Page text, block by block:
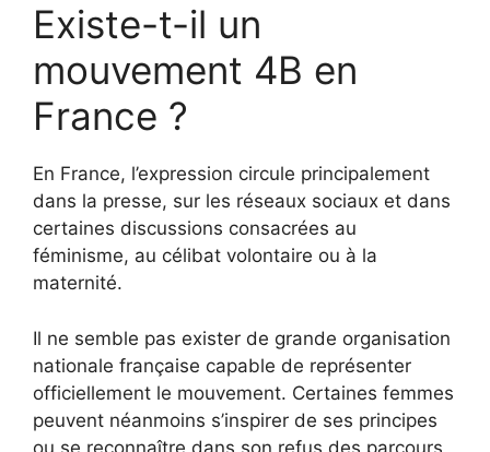
Existe-t-il un
mouvement 4B en
France ?
En France, l’expression circule principalement
dans la presse, sur les réseaux sociaux et dans
certaines discussions consacrées au
féminisme, au célibat volontaire ou à la
maternité.
Il ne semble pas exister de grande organisation
nationale française capable de représenter
officiellement le mouvement. Certaines femmes
peuvent néanmoins s’inspirer de ses principes
ou se reconnaître dans son refus des parcours